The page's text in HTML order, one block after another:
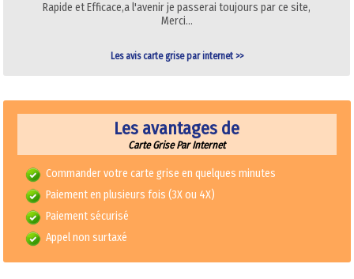
Rapide et Efficace,a l'avenir je passerai toujours par ce site,
Merci…
Les avis carte grise par internet >>
Les avantages de
Carte Grise Par Internet
Commander votre carte grise en quelques minutes
Paiement en plusieurs fois (3X ou 4X)
Paiement sécurisé
Appel non surtaxé